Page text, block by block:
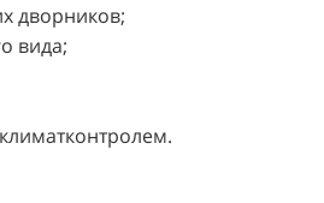
дворников;
вида;